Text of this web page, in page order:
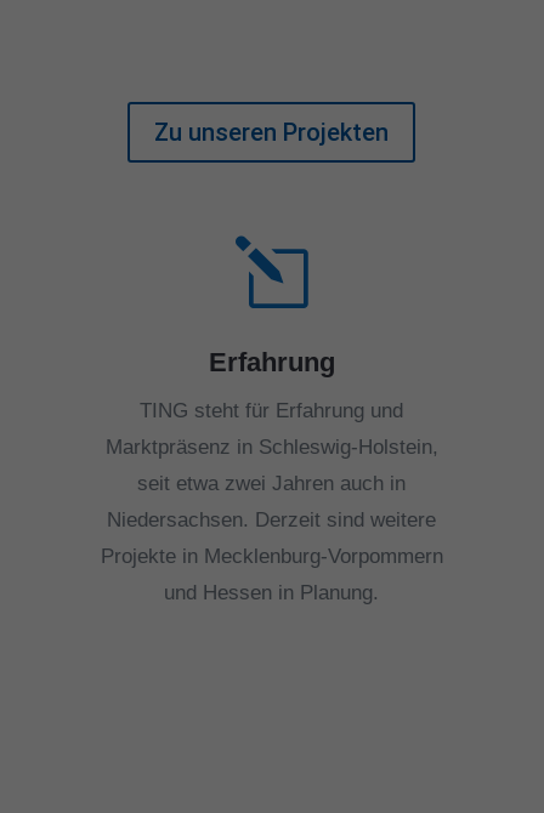
Zu unseren Projekten
l
Erfahrung
TING steht für Erfahrung und
Marktpräsenz in Schleswig-Holstein,
seit etwa zwei Jahren auch in
Niedersachsen. Derzeit sind weitere
Projekte in Mecklenburg-Vorpommern
und Hessen in Planung.